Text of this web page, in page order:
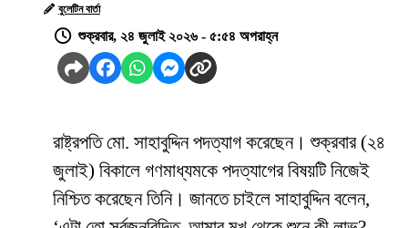
বুলেটিন বার্তা
শুক্রবার, ২৪ জুলাই ২০২৬ - ৫:৫৪ অপরাহ্ন
রাষ্ট্রপতি মো. সাহাবুদ্দিন পদত্যাগ করেছেন। শুক্রবার (২৪
জুলাই) বিকালে গণমাধ্যমকে পদত্যাগের বিষয়টি নিজেই
নিশ্চিত করেছেন তিনি। জানতে চাইলে সাহাবুদ্দিন বলেন,